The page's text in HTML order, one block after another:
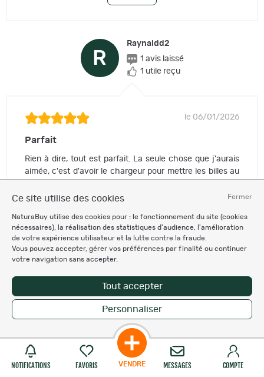
Fermer
Ce site utilise des cookies
NaturaBuy utilise des cookies pour : le fonctionnement du site (cookies
nécessaires), la réalisation des statistiques d'audience, l'amélioration
de votre expérience utilisateur et la lutte contre la fraude.
Vous pouvez accepter, gérer vos préférences par finalité ou continuer
votre navigation sans accepter.
Tout accepter
Personnaliser
NOTIFICATIONS FAVORIS VENDRE MESSAGES COMPTE
R
Raynaldd2
1 avis laissé
1 utile reçu
le 06/01/2026
Parfait
Rien à dire, tout est parfait. La seule chose que j'aurais
aimée, c'est d'avoir le chargeur pour mettre les billes au
Acheté sur NaturaBuy – Voir les détails du produit
L'utilisateur recommande ce produit
utilisateur trouve cet avis utile
Teddyboys
7 avis laissés
0 utile reçu